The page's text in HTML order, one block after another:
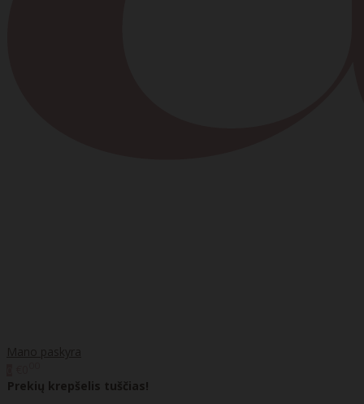
Mano paskyra
Prekių krepšelis tuščias!